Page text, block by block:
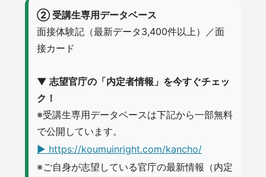
② 受講生専用データベース
面接体験記（最新データ3,400件以上）／面
接カード
▼ 志望官庁の「内定者情報」を今すぐチェッ
ク！
※受講生専用データベースは下記から一部無料
で公開しています。
▶ https://koumuinright.com/kancho/
※ご自身が志望している官庁の最新情報（内定